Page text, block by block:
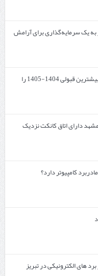
یک سرمایه‌گذاری برای آرامش
کدام آموزشگاه تیزهوشان بیشترین قبولی 1404-1405 را
دارای اتاق کانکت نزدیک
کامپیوتر دارد؟
های الکترونیکی در تبریز